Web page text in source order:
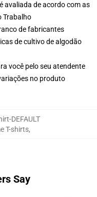
avaliada de acordo com as
Trabalho
de fabricantes
de cultivo de algodão
você pelo seu atendente
no produto
DEFAULT
T-shirts,
Say